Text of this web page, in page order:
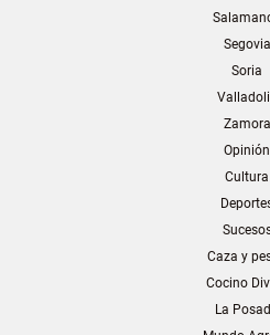
Segovia
Soria
Zamora
Opinión
Cultura
Caza y
Cocino
La